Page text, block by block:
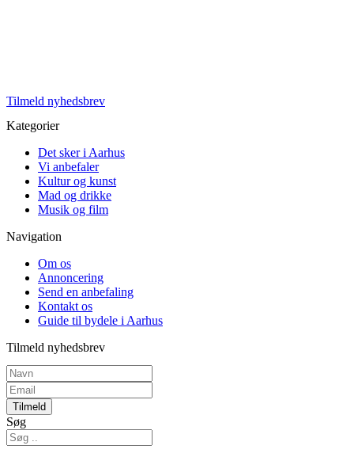
Tilmeld nyhedsbrev
Kategorier
Det sker i Aarhus
Vi anbefaler
Kultur og kunst
Mad og drikke
Musik og film
Navigation
Om os
Annoncering
Send en anbefaling
Kontakt os
Guide til bydele i Aarhus
Tilmeld nyhedsbrev
Tilmeld
Søg